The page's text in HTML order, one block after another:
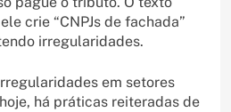
crie “CNPJs de fachada”
irregularidades.
em setores
há práticas reiteradas de